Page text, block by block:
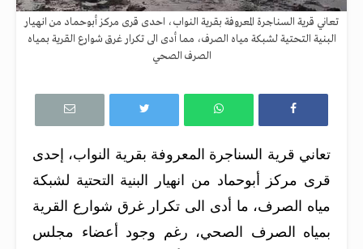
تعاني قرية السناجرة المعروفة بقرية النواب، احدى قرى مركز أبوحماد من انهيار
البنية التحتية لشبكة مياه الصرف، مما أدى الى تكرار غرق شوارع القرية بمياه
الصرف الصحي
تعاني قرية السناجرة المعروفة بقرية النواب، إحدى
قرى مركز أبوحماد من انهيار البنية التحتية لشبكة
مياه الصرف، ما أدى الى تكرار غرق شوارع القرية
بمياه الصرف الصحي، رغم وجود أعضاء مجلس